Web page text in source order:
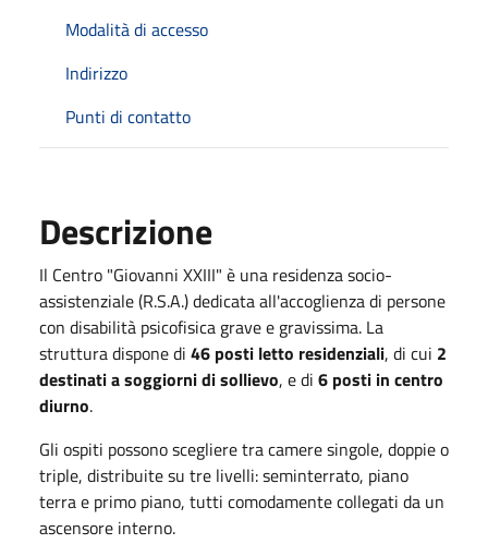
Modalità di accesso
Indirizzo
Punti di contatto
Descrizione
Il Centro "Giovanni XXIII" è una residenza socio-
assistenziale (R.S.A.) dedicata all'accoglienza di persone
con disabilità psicofisica grave e gravissima. La
struttura dispone di 46 posti letto residenziali, di cui 2
destinati a soggiorni di sollievo, e di 6 posti in centro
diurno.
Gli ospiti possono scegliere tra camere singole, doppie o
triple, distribuite su tre livelli: seminterrato, piano
terra e primo piano, tutti comodamente collegati da un
ascensore interno.